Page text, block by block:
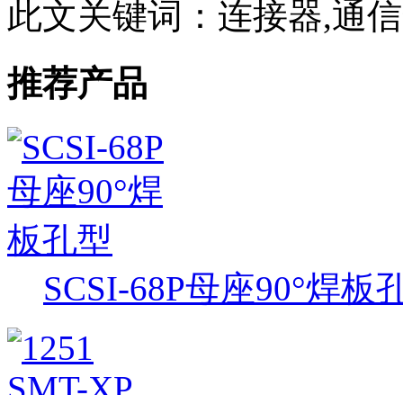
此文关键词： 连接器,通
推荐产品
SCSI-68P母座90°焊板